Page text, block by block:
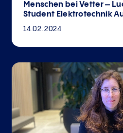
Menschen bei Vetter –
Student Elektrotechnik
14.02.2024